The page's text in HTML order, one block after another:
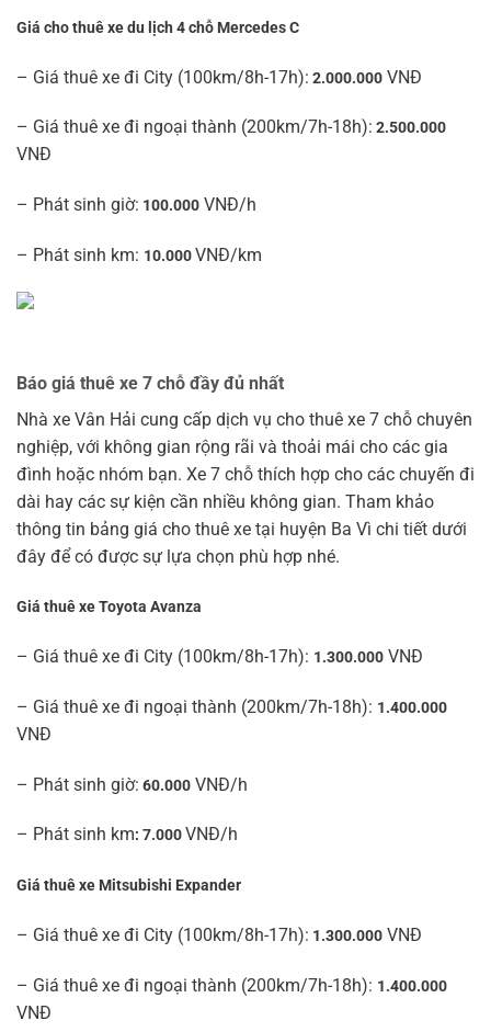
Giá cho thuê xe du lịch 4 chỗ Mercedes C
– Giá thuê xe đi City (100km/8h-17h): 2.000.000 VNĐ
– Giá thuê xe đi ngoại thành (200km/7h-18h): 2.500.000
VNĐ
– Phát sinh giờ: 100.000 VNĐ/h
– Phát sinh km: 10.000VNĐ/km
Báo giá thuê xe 7 chỗ đầy đủ nhất
Nhà xe Vân Hải cung cấp dịch vụ cho thuê xe 7 chỗ chuyên
nghiệp, với không gian rộng rãi và thoải mái cho các gia
đình hoặc nhóm bạn. Xe 7 chỗ thích hợp cho các chuyến đi
dài hay các sự kiện cần nhiều không gian. Tham khảo
thông tin bảng giá cho thuê xe tại huyện Ba Vì chi tiết dưới
đây để có được sự lựa chọn phù hợp nhé.
Giá thuê xe Toyota Avanza
– Giá thuê xe đi City (100km/8h-17h): 1.300.000 VNĐ
– Giá thuê xe đi ngoại thành (200km/7h-18h): 1.400.000
VNĐ
– Phát sinh giờ: 60.000 VNĐ/h
– Phát sinh km: 7.000VNĐ/h
Giá thuê xe Mitsubishi Expander
– Giá thuê xe đi City (100km/8h-17h): 1.300.000 VNĐ
– Giá thuê xe đi ngoại thành (200km/7h-18h): 1.400.000
VNĐ